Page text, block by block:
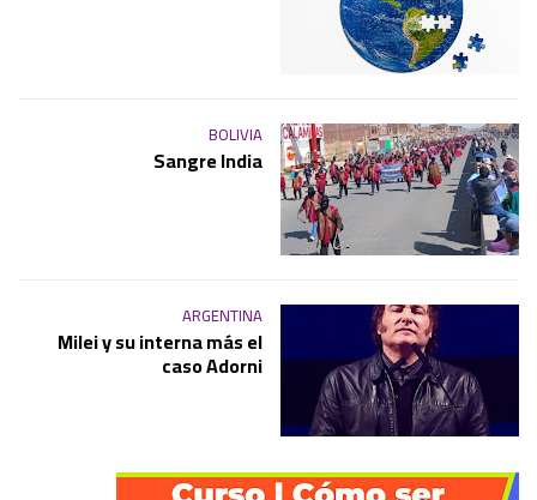
BOLIVIA
Sangre India
ARGENTINA
Milei y su interna más el
caso Adorni